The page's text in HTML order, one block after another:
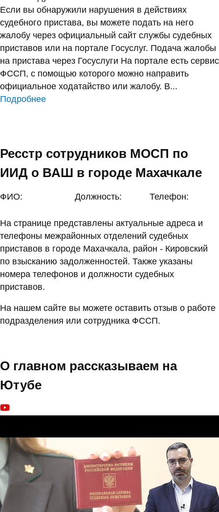
Если вы обнаружили нарушения в действиях
судебного пристава, вы можете подать на него
жалобу через официальный сайт службы судебных
приставов или на портале Госуслуг. Подача жалобы
на пристава через Госуслуги На портале есть сервис
ФССП, с помощью которого можно направить
официальное ходатайство или жалобу. В...
Подробнее
Ресстр сотрудников МОСП по
ИИД о ВАШ в городе Махачкале
ФИО: Должность: Телефон:
На странице представлены актуальные адреса и
телефоны межрайонных отделений судебных
приставов в городе Махачкала, район - Кировский
по взысканию задолженностей. Также указаны
номера телефонов и должности судебных
приставов.
На нашем сайте вы можете оставить отзыв о работе
подразделения или сотрудника ФССП.
О главном рассказываем на
Ютубе